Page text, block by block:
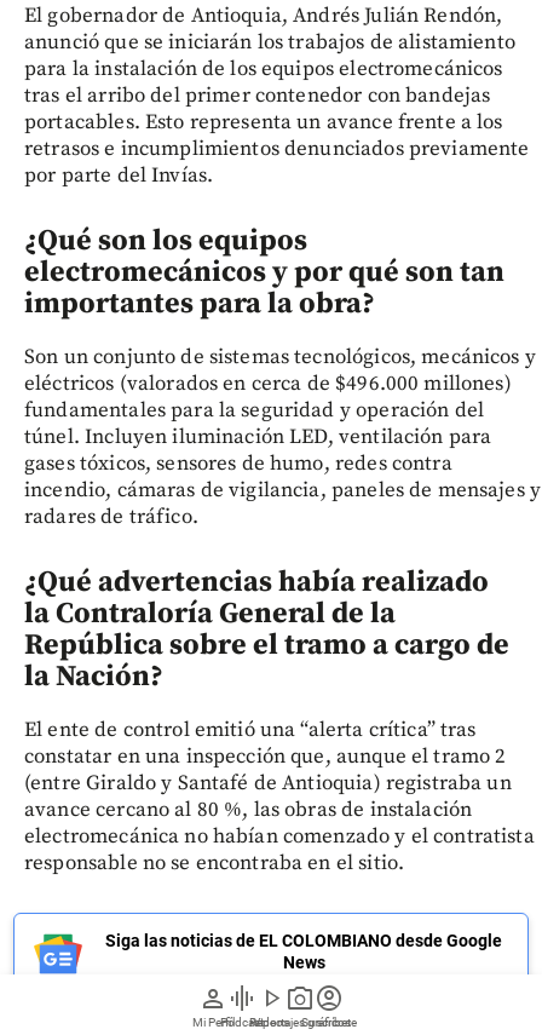
person
Mi Perfil
graphic_eq
Pódcast
play_arrow
Videos
photo_camera
Reportajes gráficos
account_circle
Suscríbete
El gobernador de Antioquia, Andrés Julián Rendón,
anunció que se iniciarán los trabajos de alistamiento
para la instalación de los equipos electromecánicos
tras el arribo del primer contenedor con bandejas
portacables. Esto representa un avance frente a los
retrasos e incumplimientos denunciados previamente
por parte del Invías.
¿Qué son los equipos
electromecánicos y por qué son tan
importantes para la obra?
Son un conjunto de sistemas tecnológicos, mecánicos y
eléctricos (valorados en cerca de $496.000 millones)
fundamentales para la seguridad y operación del
túnel. Incluyen iluminación LED, ventilación para
gases tóxicos, sensores de humo, redes contra
incendio, cámaras de vigilancia, paneles de mensajes y
radares de tráfico.
¿Qué advertencias había realizado
la Contraloría General de la
República sobre el tramo a cargo de
la Nación?
El ente de control emitió una “alerta crítica” tras
constatar en una inspección que, aunque el tramo 2
(entre Giraldo y Santafé de Antioquia) registraba un
avance cercano al 80 %, las obras de instalación
electromecánica no habían comenzado y el contratista
responsable no se encontraba en el sitio.
Siga las noticias de EL COLOMBIANO desde Google
News